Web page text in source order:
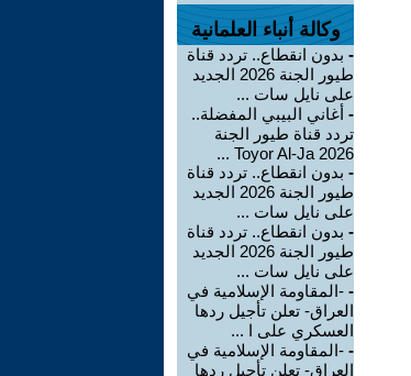
وكالة أنباء العلمانية
- بدون انقطاع.. تردد قناة
طيور الجنة 2026 الجديد
على نايل سات ...
- أغاني البيبي المفضلة..
تردد قناة طيور الجنة
2026 Toyor Al-Ja ...
- بدون انقطاع.. تردد قناة
طيور الجنة 2026 الجديد
على نايل سات ...
- بدون انقطاع.. تردد قناة
طيور الجنة 2026 الجديد
على نايل سات ...
- -المقاومة الإسلامية في
العراق- تعلن تأجيل ردها
العسكري على ا ...
- -المقاومة الإسلامية في
العراق- تعلن تأجيل ردها